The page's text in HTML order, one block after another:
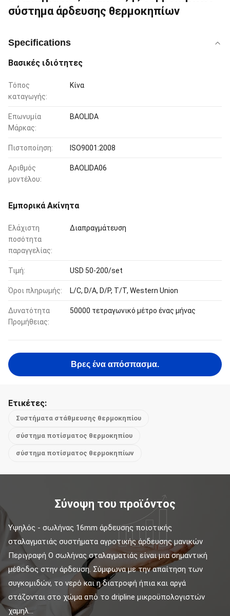
σύστημα άρδευσης θερμοκηπίων
Specifications
Βασικές ιδιότητες
Τόπος
καταγωγής:
Κίνα
Επωνυμία
Μάρκας:
BAOLIDA
Πιστοποίηση: ISO9001:2008
Αριθμός
μοντέλου:
BAOLIDA06
Εμπορικά Ακίνητα
Ελάχιστη
ποσότητα
παραγγελίας:
Διαπραγμάτευση
Τιμή: USD 50-200/set
Όροι πληρωμής: L/C, D/A, D/P, T/T, Western Union
Δυνατότητα
Προμήθειας:
50000 τετραγωνικό μέτρο ένας μήνας
Βρες ένα απόσπασμα.
Ετικέτες:
Συστήματα στάθμευσης θερμοκηπίου
σύστημα ποτίσματος θερμοκηπίου
σύστημα ποτίσματος θερμοκηπίων
Σύνοψη του προϊόντος
Υψηλός - σωλήνας 16mm άρδευσης ποιοτικής
σταλαγματιάς συστήματα αγροτικής άρδευσης μανικών
Περιγραφή Ο σωλήνας σταλαγματιάς είναι μια σημαντική
μέθοδος στην άρδευση. Σύμφωνα με την απαίτηση των
συγκομιδών, το νερό και η διατροφή ήπια και αργά
στάζονται στο χώμα από το dripline μικροϋπολογιστών
χαμηλ...